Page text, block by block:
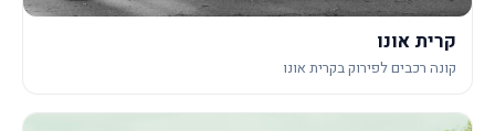
קרית אונו
קונה רכבים לפירוק בקרית אונו